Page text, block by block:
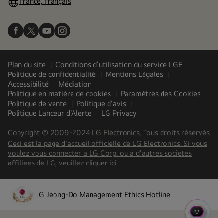
Plan du site
Conditions d’utilisation du service LGE
Politique de confidentialité
Mentions Légales
Accessibilité
Médiation
Politique en matière de cookies
Paramètres des Cookies
Politique de vente
Politique d'avis
Politique Lanceur d'Alerte
LG Privacy
Copyright © 2009-2024 LG Electronics. Tous droits réservés
Ceci est la page d'accueil officielle de LG Electronics. Si vous
voulez vous connecter a LG Corp. ou a d'autres societes
affiliees de LG, veuillez cliquer ici
a
new
tab)
LG Jeong-Do Management Ethics Hotline